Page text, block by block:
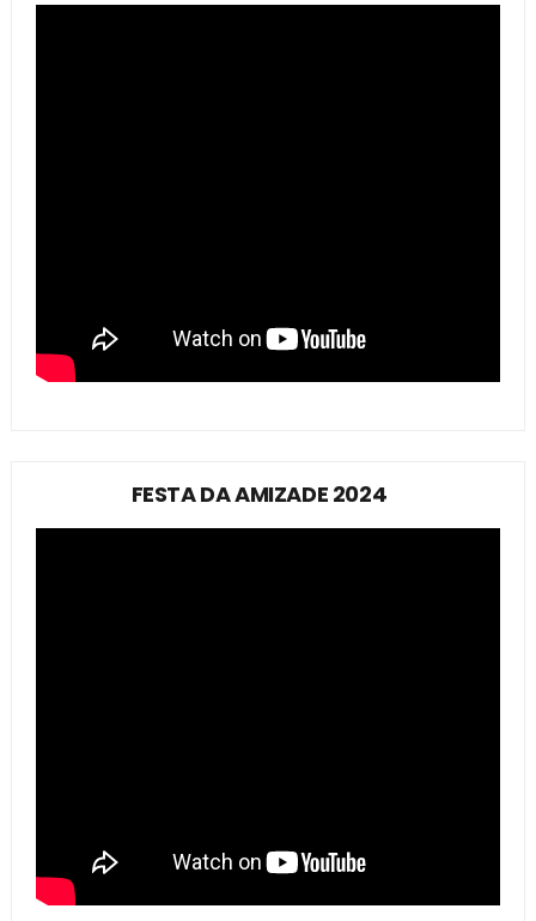
FESTA DA AMIZADE 2024